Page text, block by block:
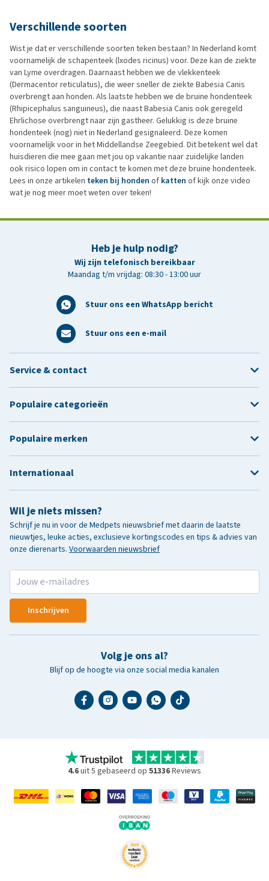
Verschillende soorten
Wist je dat er verschillende soorten teken bestaan? In Nederland komt
voornamelijk de schapenteek (lxodes ricinus) voor. Deze kan de ziekte
van Lyme overdragen. Daarnaast hebben we de vlekkenteek
(Dermacentor reticulatus), die weer sneller de ziekte Babesia Canis
overbrengt aan honden. Als laatste hebben we de bruine hondenteek
(Rhipicephalus sanguineus), die naast Babesia Canis ook geregeld
Ehrlichose overbrengt naar zijn gastheer. Gelukkig is deze bruine
hondenteek (nog) niet in Nederland gesignaleerd. Deze komen
voornamelijk voor in het Middellandse Zeegebied. Dit betekent wel dat
huisdieren die mee gaan met jou op vakantie naar zuidelijke landen
ook risico lopen om in contact te komen met deze bruine hondenteek.
Lees in onze artikelen teken bij honden of katten of kijk onze video
wat je nog meer moet weten over teken!
Heb je hulp nodig?
Wij zijn telefonisch bereikbaar
Maandag t/m vrijdag: 08:30 - 13:00 uur
Stuur ons een WhatsApp bericht
Stuur ons een e-mail
Wil je niets missen?
Schrijf je nu in voor de Medpets nieuwsbrief met daarin de laatste
nieuwtjes, leuke acties, exclusieve kortingscodes en tips & advies van
onze dierenarts. Voorwaarden nieuwsbrief
Inschrijven
Volg je ons al?
Blijf op de hoogte via onze social media kanalen
Service & contact
Populaire categorieën
Populaire merken
Internationaal
4.6uit 5 gebaseerd op 51336Reviews